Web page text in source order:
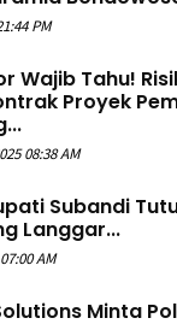
PM
Wajib Tahu!
Proyek
08:38 AM
Subandi
Langgar...
AM
Minta